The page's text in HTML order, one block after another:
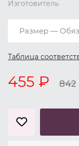
Изготовитель
Размер —
Таблица
455 ₽ 842